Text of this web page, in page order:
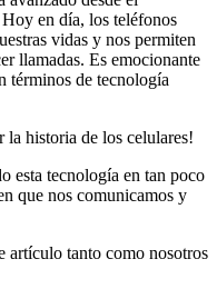
en día, los teléfonos
vidas y nos permiten
llamadas. Es emocionante
términos de tecnología
la historia de los celulares!
esta tecnología en tan poco
que nos comunicamos y
artículo tanto como nosotros